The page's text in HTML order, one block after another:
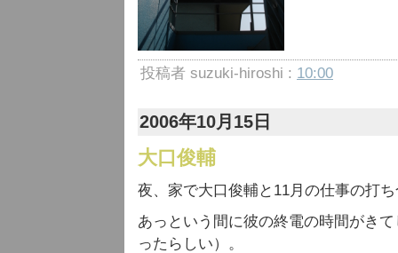
投稿者 suzuki-hiroshi : 10:00
2006年10月15日
大口俊輔
夜、家で大口俊輔と11月の仕事の打
あっという間に彼の終電の時間がき
ったらしい）。